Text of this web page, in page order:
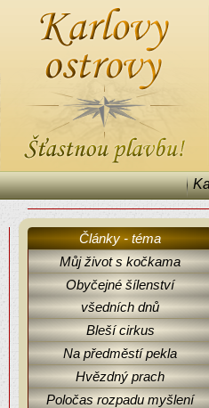
Články - téma
Můj život s kočkama
Obyčejné šílenství
všedních dnů
Bleší cirkus
Na předměstí pekla
Hvězdný prach
Poločas rozpadu myšlení